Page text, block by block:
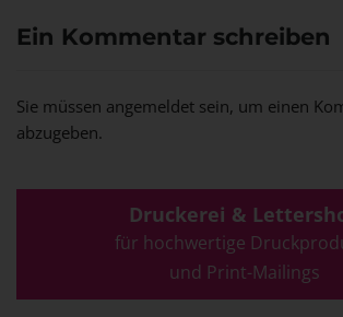
Ein Kommentar schreiben
Sie müssen angemeldet sein, um einen
abzugeben.
Druckerei &
für hochwertige
und Print-Mailings